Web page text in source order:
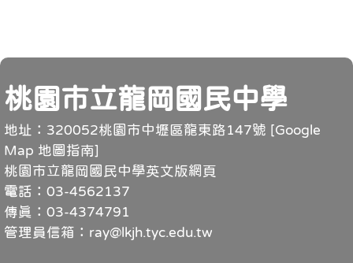
頁尾
桃園市立龍岡國民中學
地址：320052桃園市中壢區龍東路147號 [Google
Map 地圖指南]
桃園市立龍岡國民中學英文版網頁
電話：03-4562137
傳真：03-4374791
管理員信箱：ray@lkjh.tyc.edu.tw